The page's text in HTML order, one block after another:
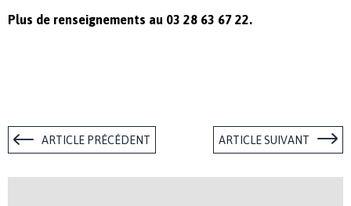
Plus de renseignements au 03 28 63 67 22.
ARTICLE PRÉCÉDENT ARTICLE SUIVANT